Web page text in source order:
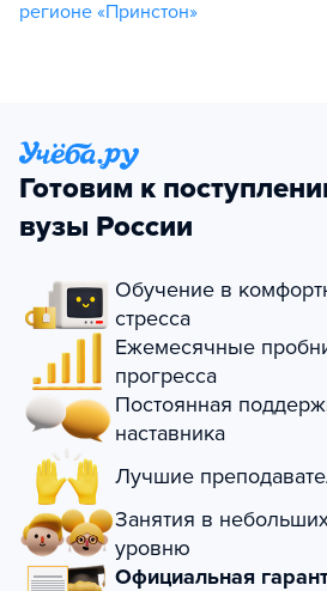
регионе «Принстон»
Готовим к
вузы России
Обучение в
стресса
Ежемесячные
прогресса
Постоянная
наставника
Лучшие
Занятия в
уровню
Официальная